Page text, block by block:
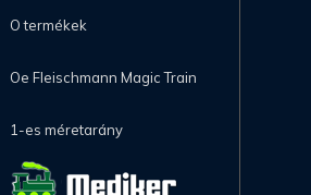
O termékek
Oe Fleischmann Magic Train
1-es méretarány